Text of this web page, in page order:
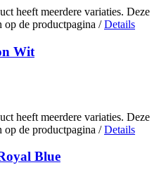
heeft meerdere variaties. Deze
de productpagina / Details
Wit
heeft meerdere variaties. Deze
de productpagina / Details
Blue